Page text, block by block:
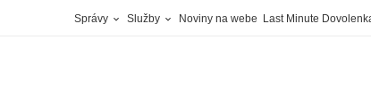
Správy Služby Noviny na webe Last Minute